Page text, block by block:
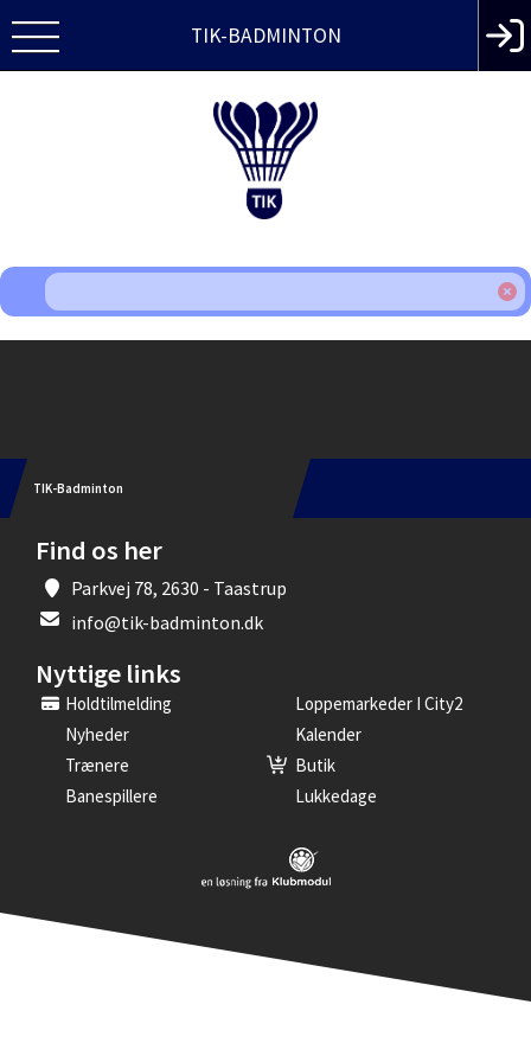
TIK-BADMINTON
TIK-Badminton
Find os her
Parkvej 78, 2630 - Taastrup
info@tik-badminton.dk
Nyttige links
Holdtilmelding
Loppemarkeder I City2
Nyheder
Kalender
Trænere
Butik
Banespillere
Lukkedage